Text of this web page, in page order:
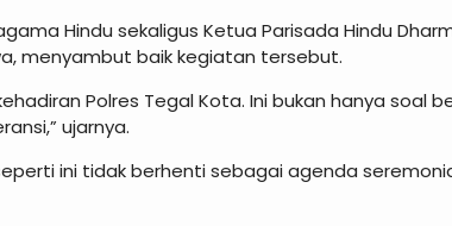
Hindu sekaligus Ketua Parisada Hindu
menyambut baik kegiatan tersebut.
Polres Tegal Kota. Ini bukan hanya soal
ujarnya.
ini tidak berhenti sebagai agenda